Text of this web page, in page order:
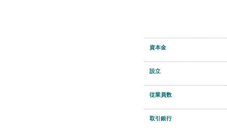
資本金
設立
従業員数
取引銀行